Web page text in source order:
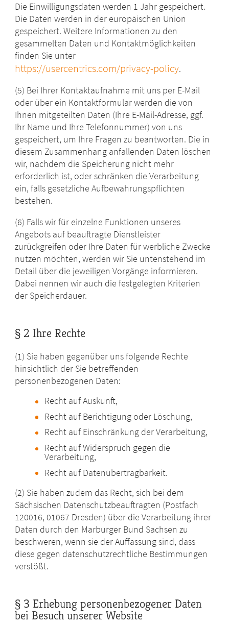
Die Einwilligungsdaten werden 1 Jahr gespeichert.
Die Daten werden in der europäischen Union
gespeichert. Weitere Informationen zu den
gesammelten Daten und Kontaktmöglichkeiten
finden Sie unter
https://usercentrics.com/privacy-policy.
(5) Bei Ihrer Kontaktaufnahme mit uns per E-Mail
oder über ein Kontaktformular werden die von
Ihnen mitgeteilten Daten (Ihre E-Mail-Adresse, ggf.
Ihr Name und Ihre Telefonnummer) von uns
gespeichert, um Ihre Fragen zu beantworten. Die in
diesem Zusammenhang anfallenden Daten löschen
wir, nachdem die Speicherung nicht mehr
erforderlich ist, oder schränken die Verarbeitung
ein, falls gesetzliche Aufbewahrungspflichten
bestehen.
(6) Falls wir für einzelne Funktionen unseres
Angebots auf beauftragte Dienstleister
zurückgreifen oder Ihre Daten für werbliche Zwecke
nutzen möchten, werden wir Sie untenstehend im
Detail über die jeweiligen Vorgänge informieren.
Dabei nennen wir auch die festgelegten Kriterien
der Speicherdauer.
§ 2 Ihre Rechte
(1) Sie haben gegenüber uns folgende Rechte
hinsichtlich der Sie betreffenden
personenbezogenen Daten:
Recht auf Auskunft,
Recht auf Berichtigung oder Löschung,
Recht auf Einschränkung der Verarbeitung,
Recht auf Widerspruch gegen die
Verarbeitung,
Recht auf Datenübertragbarkeit.
(2) Sie haben zudem das Recht, sich bei dem
Sächsischen Datenschutzbeauftragten (Postfach
120016, 01067 Dresden) über die Verarbeitung ihrer
Daten durch den Marburger Bund Sachsen zu
beschweren, wenn sie der Auffassung sind, dass
diese gegen datenschutzrechtliche Bestimmungen
verstößt.
§ 3 Erhebung personenbezogener Daten
bei Besuch unserer Website